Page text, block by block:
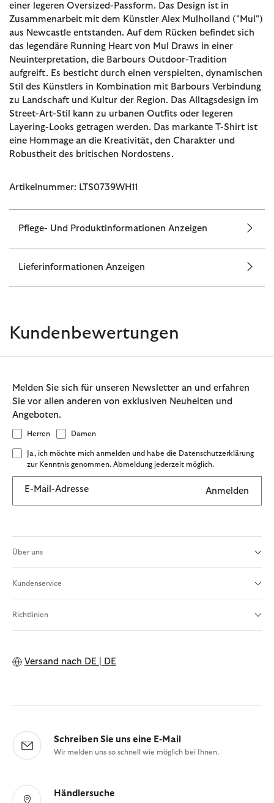
einer legeren Oversized-Passform. Das Design ist in
Zusammenarbeit mit dem Künstler Alex Mulholland ("Mul")
aus Newcastle entstanden. Auf dem Rücken befindet sich
das legendäre Running Heart von Mul Draws in einer
Neuinterpretation, die Barbours Outdoor-Tradition
aufgreift. Es besticht durch einen verspielten, dynamischen
Stil des Künstlers in Kombination mit Barbours Verbindung
zu Landschaft und Kultur der Region. Das Alltagsdesign im
Street-Art-Stil kann zu urbanen Outfits oder legeren
Layering-Looks getragen werden. Das markante T-Shirt ist
eine Hommage an die Kreativität, den Charakter und
Robustheit des britischen Nordostens.
Artikelnummer: LTS0739WH11
Pflege- Und Produktinformationen Anzeigen
Lieferinformationen Anzeigen
Kundenbewertungen
Melden Sie sich für unseren Newsletter an und erfahren
Sie vor allen anderen von exklusiven Neuheiten und
Angeboten.
Herren Damen
Ja, ich möchte mich anmelden und habe die Datenschutzerklärung
zur Kenntnis genommen. Abmeldung jederzeit möglich.
E-Mail-Adresse Anmelden
Über uns
Kundenservice
Richtlinien
Versand nach DE | DE
Schreiben Sie uns eine E-Mail
Wir melden uns so schnell wie möglich bei Ihnen.
Händlersuche